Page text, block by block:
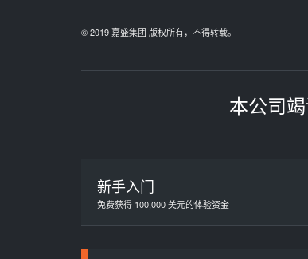
© 2019 嘉盛集团 版权所有，不得转载。
本公司
新手入门
免费获得 100,000 美元的体验资金